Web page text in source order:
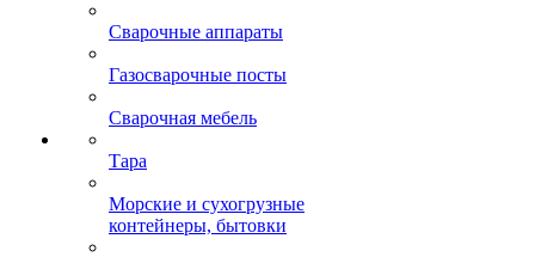
Сварочные аппараты
Газосварочные посты
Сварочная мебель
Тара
Морские и сухогрузные
контейнеры, бытовки